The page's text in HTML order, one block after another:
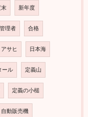
末 新年度
理者 合格
アサヒ 日本海
ール 定義山
定義の小槌
自動販売機